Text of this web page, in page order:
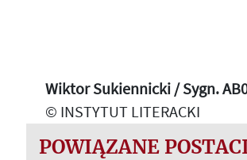
Wiktor Sukiennicki / Sygn.
© INSTYTUT LITERACKI
POWIĄZANE